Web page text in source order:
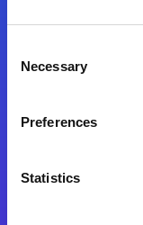
Selection
Necessary
Preferences
Statistics
Síganos